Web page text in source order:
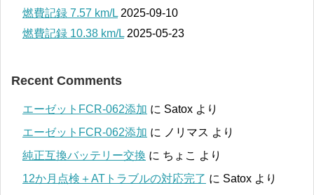
燃費記録 7.57 km/L 2025-09-10
燃費記録 10.38 km/L 2025-05-23
Recent Comments
エーゼットFCR-062添加 に Satox より
エーゼットFCR-062添加 に ノリマス より
純正互換バッテリー交換 に ちょこ より
12か月点検＋ATトラブルの対応完了 に Satox より